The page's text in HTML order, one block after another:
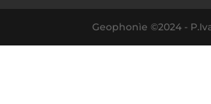
Geophonìe ©2024 -